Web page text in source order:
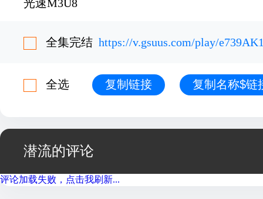
光速M3U8
全集完结 https://v.gsuus.com/play/
全选 复制链接 复制名称$链
潜流的评论
评论加载失败，点击我刷新...